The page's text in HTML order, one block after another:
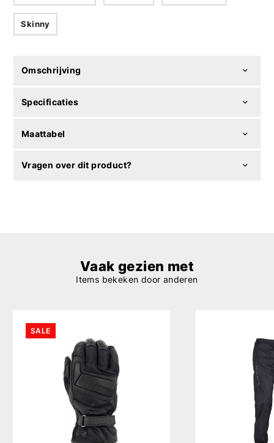
Skinny
Omschrijving
Specificaties
Maattabel
Vragen over dit product?
Vaak gezien met
Items bekeken door anderen
SALE